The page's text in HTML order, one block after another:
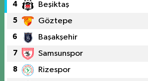
4 Beşiktaş
5 Göztepe
6 Başakşehir
7 Samsunspor
8 Rizespor